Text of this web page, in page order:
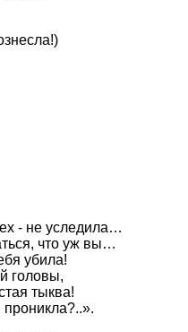
- не уследила…
что уж вы…
убила!
головы,
тыква!